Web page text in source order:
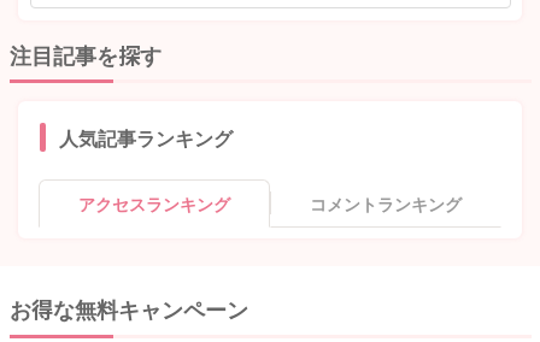
注目記事を探す
人気記事ランキング
アクセスランキング コメントランキング
お得な無料キャンペーン